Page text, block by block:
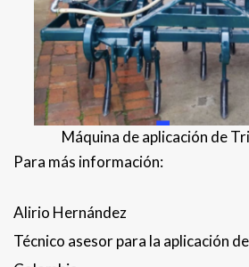
Máquina de aplicación de
Para más información:
Alirio Hernández
Técnico asesor para la aplicación